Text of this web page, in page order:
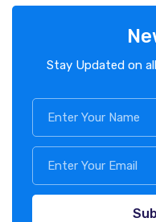
Stay Updated on